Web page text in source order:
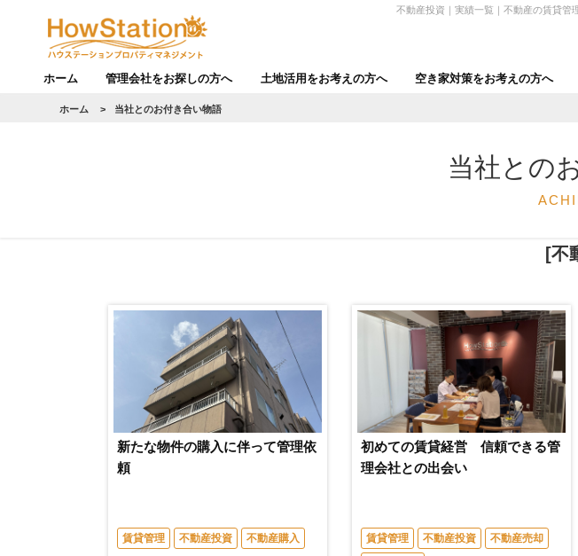
不動産投資｜実績一覧｜不動産の賃貸管
ホーム 管理会社をお探しの方へ 土地活用をお考えの方へ 空き家対策をお考えの方へ
ホーム > 当社とのお付き合い物語
当社との
[不
新たな物件の購入に伴って管理依
頼
賃貸管理 不動産投資 不動産購入
初めての賃貸経営 信頼できる管
理会社との出会い
賃貸管理 不動産投資
不動産売却